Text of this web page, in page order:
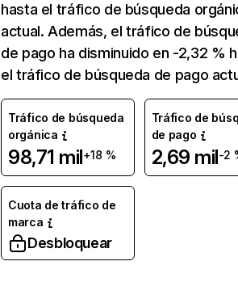
hasta el tráfico de búsqueda
actual. Además, el tráfico de
de pago ha disminuido en -2,32 %
el tráfico de búsqueda de pago
Tráfico de búsqueda
orgánica
98,71 mil+18 %
Tráfico de
de pago
2,69 mil-2
Cuota de tráfico de
marca
Desbloquear